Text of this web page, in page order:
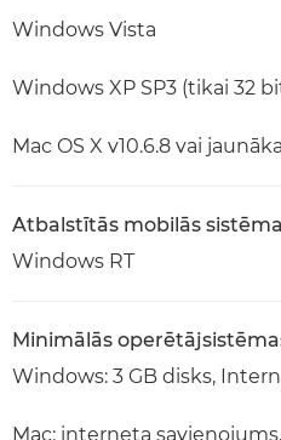
Windows Vista
Windows XP SP3 (tikai 32
Mac OS X v10.6.8 vai
Atbalstītās mobilās
Windows RT
Minimālās
Windows: 3 GB disks,
Mac: interneta savienojums,